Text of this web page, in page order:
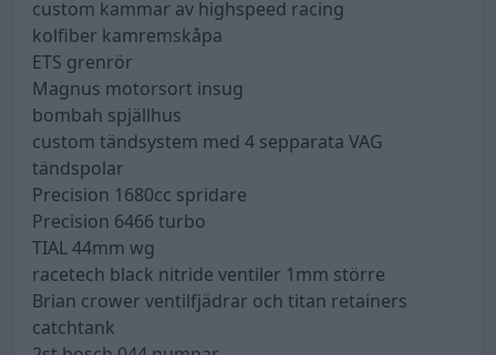
custom kammar av highspeed racing
kolfiber kamremskåpa
ETS grenrör
Magnus motorsort insug
bombah spjällhus
custom tändsystem med 4 sepparata VAG
tändspolar
Precision 1680cc spridare
Precision 6466 turbo
TIAL 44mm wg
racetech black nitride ventiler 1mm större
Brian crower ventilfjädrar och titan retainers
catchtank